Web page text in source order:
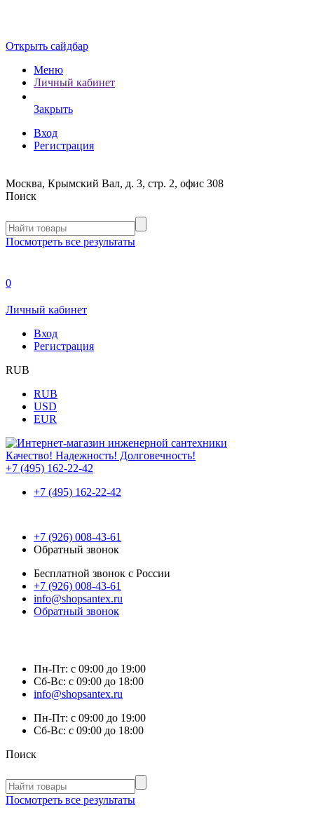
Открыть сайдбар
Меню
Личный кабинет
Закрыть
Вход
Регистрация
Москва, Крымский Вал, д. 3, стр. 2, офис 308
Поиск
Посмотреть все результаты
0
Личный кабинет
Вход
Регистрация
RUB
RUB
USD
EUR
Качество! Надежность! Долговечность!
+7 (495) 162-22-42
+7 (495) 162-22-42
+7 (926) 008-43-61
Обратный звонок
Бесплатной звонок с России
+7 (926) 008-43-61
info@shopsantex.ru
Обратный звонок
Пн-Пт: с 09:00 до 19:00
Сб-Вс: с 09:00 до 18:00
info@shopsantex.ru
Пн-Пт: с 09:00 до 19:00
Сб-Вс: с 09:00 до 18:00
Поиск
Посмотреть все результаты